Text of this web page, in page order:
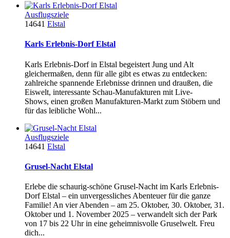
Ausflugsziele
14641 Elstal
Karls Erlebnis-Dorf Elstal
Karls Erlebnis-Dorf in Elstal begeistert Jung und Alt
gleichermaßen, denn für alle gibt es etwas zu entdecken:
zahlreiche spannende Erlebnisse drinnen und draußen, die
Eiswelt, interessante Schau-Manufakturen mit Live-
Shows, einen großen Manufakturen-Markt zum Stöbern und
für das leibliche Wohl...
Ausflugsziele
14641 Elstal
Grusel-Nacht Elstal
Erlebe die schaurig-schöne Grusel-Nacht im Karls Erlebnis-
Dorf Elstal – ein unvergessliches Abenteuer für die ganze
Familie! An vier Abenden – am 25. Oktober, 30. Oktober, 31.
Oktober und 1. November 2025 – verwandelt sich der Park
von 17 bis 22 Uhr in eine geheimnisvolle Gruselwelt. Freu
dich...